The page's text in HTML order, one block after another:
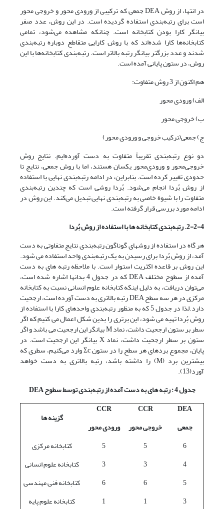
در انتها، از روش DEA جمعی که ترکیبی از ورودی محور و خروجی محور
است برای رتبه‌بندی استفاده گردیده است. در این روش، عدد صفر
بیانگر کارا بودن کتابخانه است. چنانکه مشاهده می‌شود، تمامی
کتابخانه‌ها کارا شده‌اند که با روش کارایی متقاطع دوباره رتبه‌بندی
شدند و عدد بزرگتر بیانگر رتبه بالاتر است. رتبه‌بندی کتابخانه‌ها با این
روش، در ستون پایانی آمده است.
هم اکنون از 3 روش متفاوت:
الف) ورودی محور
ب) خروجی محور
ج) جمعی(ترکیب خروجی و ورودی محور)
دو نوع رتبه‌بندی تقریباً متفاوت به دست آورده‌ایم. نتایج روش
خروجی‌محور و ورودی‌محور یکسان هستند، اما با روش جمعی، نتایج تا
حدودی تغییر کرده است. بنابراین، در ادامه رتبه‌بندی نهایی با استفاده
از روش بُردا انجام می‌شود. بُردا روشی است که چندین رتبه‌بندی
متفاوت را با شیوة خاصی به رتبه‌بندی نهایی تبدیل می‌کند. این روش در
ادامه مورد بررسی قرار گرفته است.
2-2-4. رتبه‌بندی کتابخانه ها با استفاده از روش بُردا
هر گاه در استفاده از روشهای گوناگون رتبه‌بندی نتایج متفاوتی به دست
آمد، از روش بُردا برای رسیدن به یک رتبه‌بندی واحد استفاده می شود.
این روش بر قاعده اکثریت استوار است. با ملاحظه رتبه های به دست
آمده از سطوح مختلف DEA که در جدول 4 بدانها اشاره شده است،
می‌توان دریافت، به دلیل اینکه کتابخانه علوم انسانی نسبت به کتابخانه
مرکزی در هر سه سطح DEA رتبه بالاتری به دست آورده است، ارجحیت
دارد.لذا در جدول 5 که به منظور رتبه‌بندی واحدهای کارا با استفاده از
روش بُردا تهیه می شود، این برتری را بدین شکل اعمال می کنیم که اگر
سطر بر ستون ارجحیت داشت، نماد M بیانگر این ارجحیت می باشد و اگر
ستون بر سطر ارجحیت داشت، نماد X بیانگر این ارجحیت است. در
پایان، مجموع بردهای هر سطح را در ستون Σc وارد می‌کنیم، سطری که
بیشترین برد (M) را داشته باشد، رتبه بالاتری به دست خواهد
آورد(13).
جدول 4 : رتبه های به دست آمده از رتبه‌بندی توسط سطوح
DEA
DEA
جمعی
CCR
خروجی محور
CCR
ورودی محور
گزینه ها
6
5
5
کتابخانه مرکزی
4
3
3
کتابخانه علوم انسانی
5
6
6
کتابخانه فنی مهندسی
3
1
1
کتابخانه علوم پایه